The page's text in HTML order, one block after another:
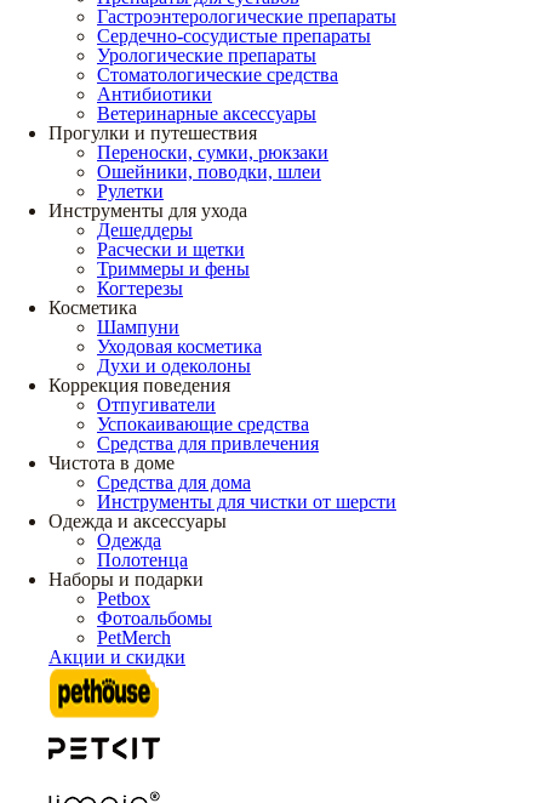
Гастроэнтерологические препараты
Сердечно-сосудистые препараты
Урологические препараты
Стоматологические средства
Антибиотики
Ветеринарные аксессуары
Прогулки и путешествия
Переноски, сумки, рюкзаки
Ошейники, поводки, шлеи
Рулетки
Инструменты для ухода
Дешеддеры
Расчески и щетки
Триммеры и фены
Когтерезы
Косметика
Шампуни
Уходовая косметика
Духи и одеколоны
Коррекция поведения
Отпугиватели
Успокаивающие средства
Средства для привлечения
Чистота в доме
Средства для дома
Инструменты для чистки от шерсти
Одежда и аксессуары
Одежда
Полотенца
Наборы и подарки
Petbox
Фотоальбомы
PetMerch
Акции и скидки